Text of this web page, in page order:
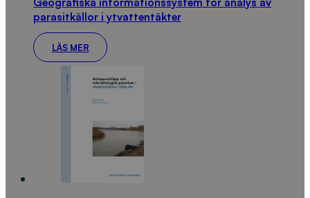
parasitkällor i ytvattentäkter
LÄS MER